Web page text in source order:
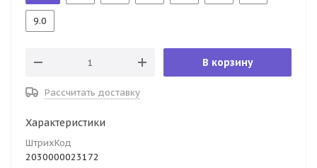
9.0
В корзину
Рассчитать доставку
Характеристики
ШтрихКод
2030000023172